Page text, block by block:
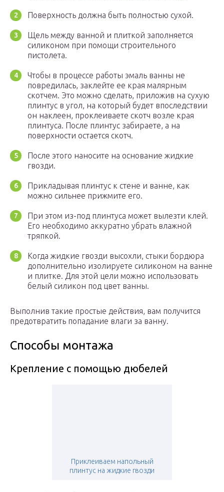
Поверхность должна быть полностью сухой.
Щель между ванной и плиткой заполняется
силиконом при помощи строительного
пистолета.
Чтобы в процессе работы эмаль ванны не
повредилась, заклейте ее края малярным
скотчем. Это можно сделать, приложив на сухую
плинтус в угол, на который будет впоследствии
он наклеен, проклеиваете скотч возле края
плинтуса. После плинтус забираете, а на
поверхности остается скотч.
После этого наносите на основание жидкие
гвозди.
Прикладывая плинтус к стене и ванне, как
можно сильнее прижмите его.
При этом из-под плинтуса может вылезти клей.
Его необходимо аккуратно убрать влажной
тряпкой.
Когда жидкие гвозди высохли, стыки бордюра
дополнительно изолируете силиконом на ванне
и плитке. Для этой цели можно использовать
белый силикон под цвет ванны.
Выполнив такие простые действия, вам получится
предотвратить попадание влаги за ванну.
Способы монтажа
Крепление с помощью дюбелей
Приклеиваем напольный
плинтус на жидкие гвозди